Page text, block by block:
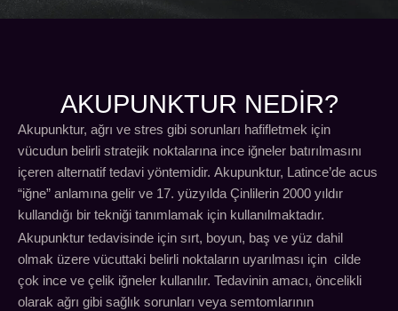
AKUPUNKTUR NEDİR?
Akupunktur, ağrı ve stres gibi sorunları hafifletmek için
vücudun belirli stratejik noktalarına ince iğneler batırılmasını
içeren alternatif tedavi yöntemidir. Akupunktur, Latince’de acus
“iğne” anlamına gelir ve 17. yüzyılda Çinlilerin 2000 yıldır
kullandığı bir tekniği tanımlamak için kullanılmaktadır.
Akupunktur tedavisinde için sırt, boyun, baş ve yüz dahil
olmak üzere vücuttaki belirli noktaların uyarılması için cilde
çok ince ve çelik iğneler kullanılır. Tedavinin amacı, öncelikli
olarak ağrı gibi sağlık sorunları veya semtomlarının